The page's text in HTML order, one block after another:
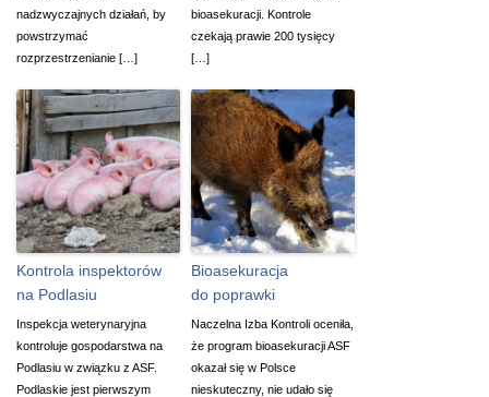
nadzwyczajnych działań, by
powstrzymać
rozprzestrzenianie […]
bioasekuracji. Kontrole
czekają prawie 200 tysięcy
[…]
Kontrola inspektorów
na Podlasiu
Inspekcja weterynaryjna
kontroluje gospodarstwa na
Podlasiu w związku z ASF.
Podlaskie jest pierwszym
Bioasekuracja
do poprawki
Naczelna Izba Kontroli oceniła,
że program bioasekuracji ASF
okazał się w Polsce
nieskuteczny, nie udało się